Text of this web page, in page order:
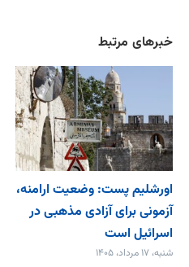
خبرهای مرتبط
اورشلیم پست: وضعیت ارامنه،
آزمونی برای آزادی مذهبی در
اسرائیل است
شنبه، ۱۷ مرداد، ۱۴۰۵